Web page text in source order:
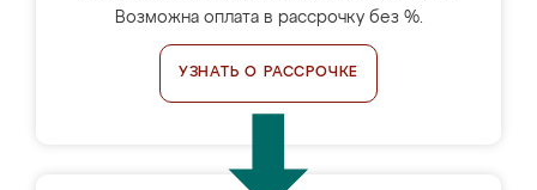
Возможна оплата в рассрочку без %.
УЗНАТЬ О РАССРОЧКЕ